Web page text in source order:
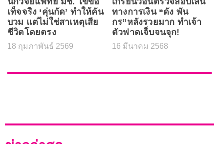
เท็จจริง ‘คุ่นกัด’ ทำให้คัน
บวม แต่ไม่ใช่สาเหตุเสีย
ชีวิตโดยตรง
18 กุมภาพันธ์ 2569
ทางการเงิน “ดัง พัน
กร”หลังรวยมาก ทำเจ้า
ตัวฟาดเจ็บจนจุก!
16 มีนาคม 2568